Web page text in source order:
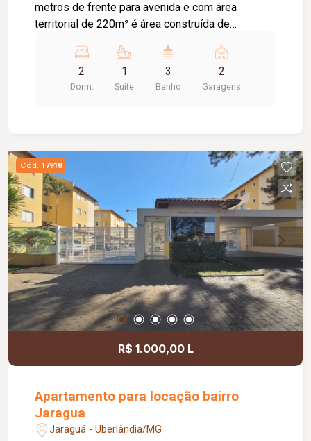
metros de frente para avenida e com área
territorial de 220m² é área construída de
com sala ampla, cozinha com armários,
lavanderia, dependência completa de empregada,
garagem para 02 carros, varanda. Pavimento
cerâmica, portão eletrônico.
2
Dorm.
1
Suite
3
Banho
2
Garagens
Cód. 17918
R$ 1.000,00 L
Apartamento para locação bairro
Jaragua
Jaraguá - Uberlândia/MG